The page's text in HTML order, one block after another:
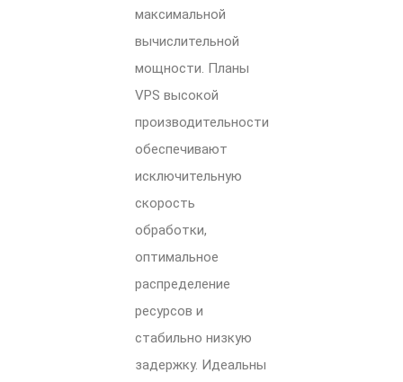
максимальной
вычислительной
мощности. Планы
VPS высокой
производительности
обеспечивают
исключительную
скорость
обработки,
оптимальное
распределение
ресурсов и
стабильно низкую
задержку. Идеальны